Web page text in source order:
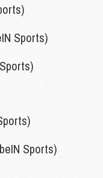
Sports)
Sports)